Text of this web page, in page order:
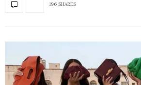
196 SHARES